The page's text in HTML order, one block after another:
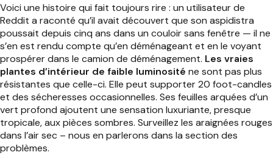
Voici une histoire qui fait toujours rire : un utilisateur de
Reddit a raconté qu’il avait découvert que son aspidistra
poussait depuis cinq ans dans un couloir sans fenêtre — il ne
s’en est rendu compte qu’en déménageant et en le voyant
prospérer dans le camion de déménagement. Les vraies
plantes d’intérieur de faible luminosité ne sont pas plus
résistantes que celle-ci. Elle peut supporter 20 foot-candles
et des sécheresses occasionnelles. Ses feuilles arquées d’un
vert profond ajoutent une sensation luxuriante, presque
tropicale, aux pièces sombres. Surveillez les araignées rouges
dans l’air sec – nous en parlerons dans la section des
problèmes.